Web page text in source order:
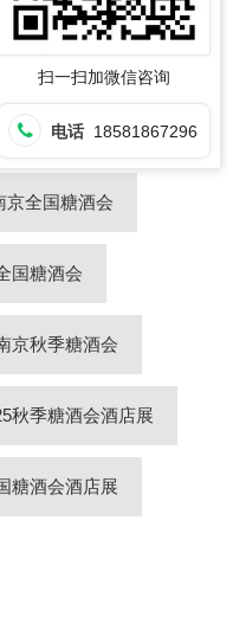
会
会
京全国糖酒会
国糖酒会
京秋季糖酒会
秋季糖酒会酒店展
糖酒会酒店展
扫一扫加微信咨询
电话 18581867296